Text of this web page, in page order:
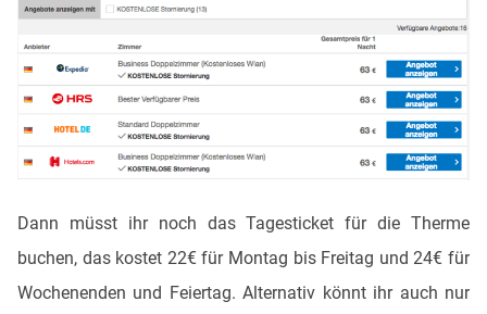
Dann müsst ihr noch das Tagesticket für die Therme
buchen, das kostet 22€ für Montag bis Freitag und 24€ für
Wochenenden und Feiertag. Alternativ könnt ihr auch nur